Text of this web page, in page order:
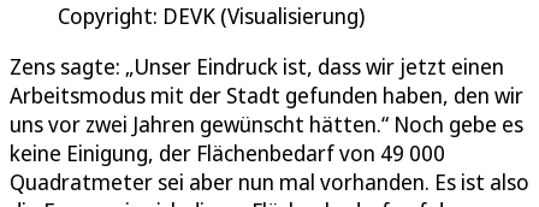
Copyright: DEVK (Visualisierung)
Zens sagte: „Unser Eindruck ist, dass wir jetzt einen
Arbeitsmodus mit der Stadt gefunden haben, den wir
uns vor zwei Jahren gewünscht hätten.“ Noch gebe es
keine Einigung, der Flächenbedarf von 49 000
Quadratmeter sei aber nun mal vorhanden. Es ist also